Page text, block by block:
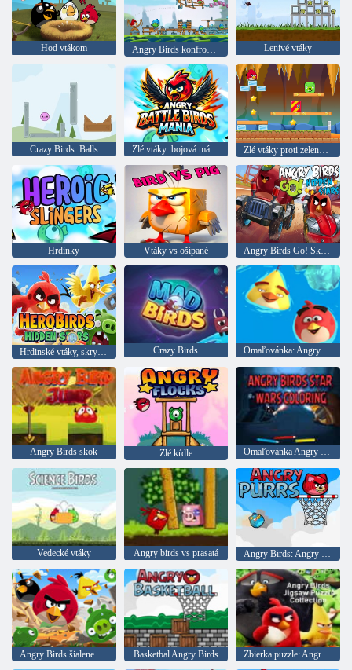
Hod vtákom Angry Birds konfrontácia Lenivé vtáky
Crazy Birds: Balls Zlé vtáky: bojová mánia Zlé vtáky proti zeleným ošípanom
Hrdinky Vtáky vs ošípané Angry Birds Go! Skryté hviezdy
Crazy Birds Omaľovánka: Angry Birds
Angry Birds skok Zlé kŕdle Omaľovánka Angry Birds Star Wars
Vedecké vtáky Angry birds vs prasatá Angry Birds: Angry Purr
Angry Birds šialene skákajúce Basketbal Angry Birds Zbierka puzzle: Angry Birds